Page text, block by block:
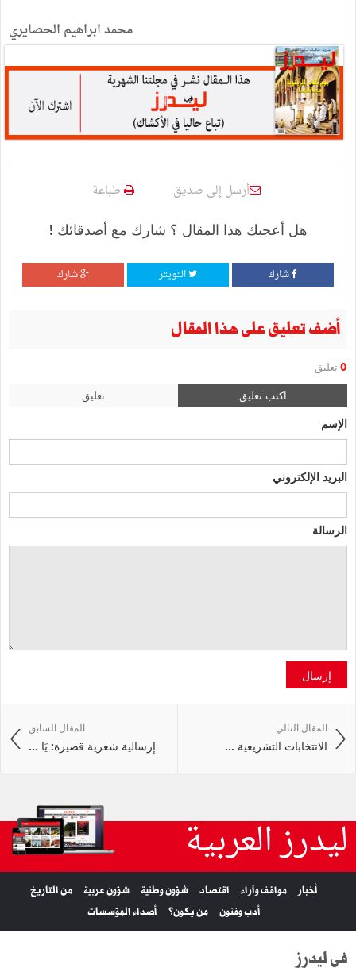
محمد ابراهيم الحصايري
أرسل إلى صديق طباعة
هل أعجبك هذا المقال ؟ شارك مع أصدقائك !
شارك التويتر شارك
أضف تعليق على هذا المقال
0 تعليق
اكتب تعليق تعليق
الإسم
البريد الإلكتروني
الرسالة
إرسال
المقال السابق
إرسالية شعرية قصيرة: يَا ...
المقال التالي
الانتخابات التشريعية ...
ليدرز العربية
أخبار مواقف وآراء اقتصاد شؤون وطنية شؤون عربية
من التاريخ
أدب وفنون
من يكون؟ أصداء المؤسسات
في ليدرز